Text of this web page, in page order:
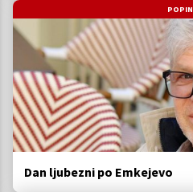
POPIN
Dan ljubezni po Emkejevo